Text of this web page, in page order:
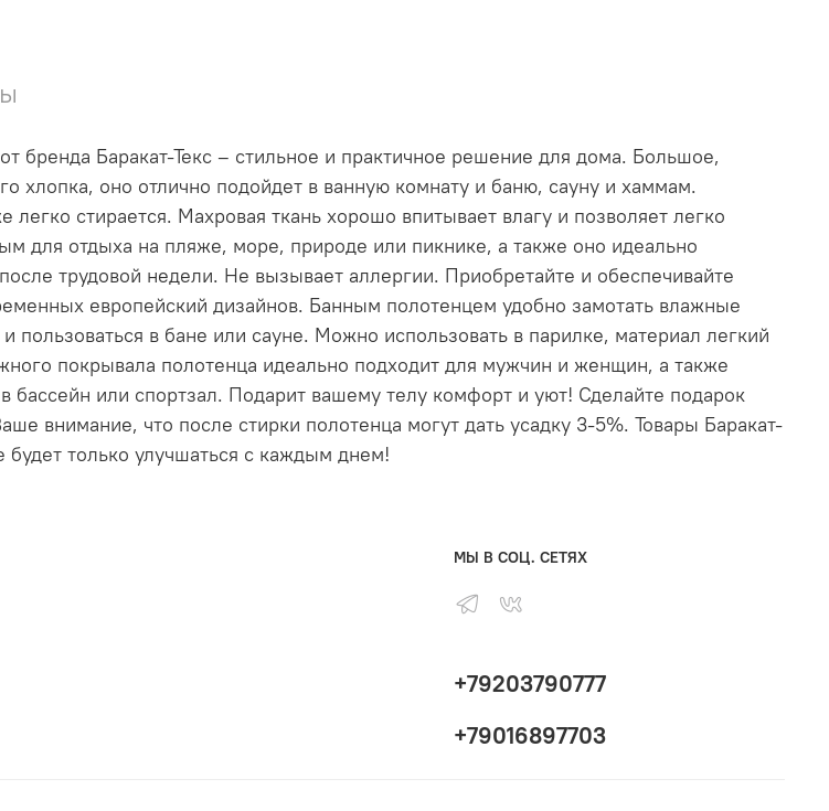
бренда Баракат-Текс – стильное и практичное решение для дома. Большое,
хлопка, оно отлично подойдет в ванную комнату и баню, сауну и хаммам.
стирается. Махровая ткань хорошо впитывает влагу и позволяет легко
для отдыха на пляже, море, природе или пикнике, а также оно идеально
трудовой недели. Не вызывает аллергии. Приобретайте и обеспечивайте
европейский дизайнов. Банным полотенцем удобно замотать влажные
в бане или сауне. Можно использовать в парилке, материал легкий
покрывала полотенца идеально подходит для мужчин и женщин, а также
или спортзал. Подарит вашему телу комфорт и уют! Сделайте подарок
внимание, что после стирки полотенца могут дать усадку 3-5%. Товары Баракат-
только улучшаться с каждым днем!
МЫ В СОЦ. СЕТЯХ
+79203790777
+79016897703